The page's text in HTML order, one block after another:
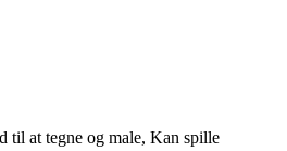
til at tegne og male, Kan spille